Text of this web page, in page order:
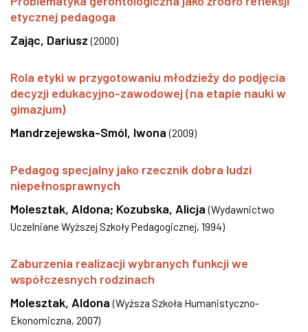
etycznej pedagoga
Zając, Dariusz (2000)
Rola etyki w przygotowaniu młodzieży do podjęcia
decyzji edukacyjno-zawodowej (na etapie nauki w
gimazjum)
Mandrzejewska-Smól, Iwona (2009)
Pedagog specjalny jako rzecznik dobra ludzi
niepełnosprawnych
Molesztak, Aldona; Kozubska, Alicja (Wydawnictwo
Uczelniane Wyższej Szkoły Pedagogicznej, 1994)
Zaburzenia realizacji wybranych funkcji we
współczesnych rodzinach
Molesztak, Aldona (Wyższa Szkoła Humanistyczno-
Ekonomiczna, 2007)